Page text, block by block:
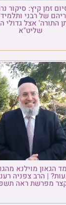
סיקור נרחב
ותלמידי ישיבת
גדולי התורה
מהגובה של
רענן במסר
תשפ"ו